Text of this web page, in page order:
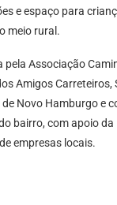
e espaço para
meio rural.
Associação
Amigos Carreteiros,
Novo Hamburgo e
bairro, com apoio
empresas locais.